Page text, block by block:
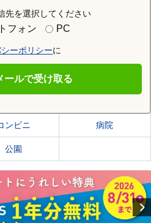
先を選択してください
フォン PC
ーポリシーに
ールで受け取る
区の情報を見る
ンビニ 病院
公園